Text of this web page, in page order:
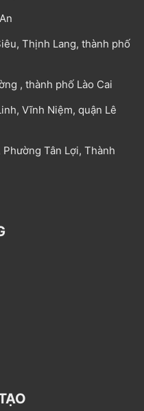
Thịnh Lang, thành phố
, thành phố Lào Cai
Vĩnh Niệm, quận Lê
Tân Lợi, Thành